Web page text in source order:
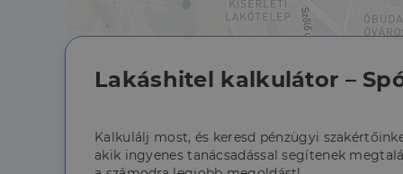
Lakáshitel kalkulátor –
Kalkulálj most, és keresd pénzügyi
akik ingyenes tanácsadással segítenek
fiókkezelést. A